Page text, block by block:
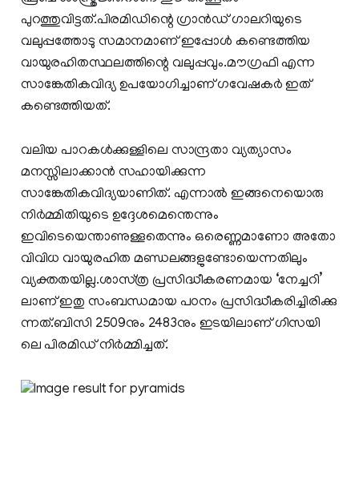
പുറത്തുവിട്ടത്.പിരമിഡിന്റെ ഗ്രാൻഡ് ഗാലറിയുടെ
വലുപ്പത്തോടു സമാനമാണ് ഇപ്പോൾ കണ്ടെത്തിയ
വായുരഹിതസ്ഥലത്തിന്റെ വലുപ്പവും.മൗഗ്രഫി എന്ന
സാങ്കേതികവിദ്യ ഉപയോഗിച്ചാണ് ഗവേഷകർ ഇത്
കണ്ടെത്തിയത്.
വലിയ പാറകൾക്കുള്ളിലെ സാന്ദ്രതാ വ്യത്യാസം
മനസ്സിലാക്കാൻ സഹായിക്കുന്ന
സാങ്കേതികവിദ്യയാണിത്. എന്നാല്‍ ഇങ്ങനെയൊരു
നിർമ്മിതിയുടെ ഉദ്ദേശമെന്തെന്നും
ഇവിടെയെന്താണുള്ളതെന്നും ഒരെണ്ണമാണോ അതോ
വിവിധ വായുരഹിത മണ്ഡലങ്ങളുണ്ടോയെന്നതിലും
വ്യക്തതയില്ല.ശാ​സ്​​ത്ര പ്ര​സി​ദ്ധീ​ക​ര​ണ​മാ​യ ‘നേ​ച്ച​റി’​
ലാ​ണ്​ ഇ​തു സം​ബ​ന്ധ​മാ​യ പ​ഠ​നം പ്ര​സി​ദ്ധീ​ക​രി​ച്ചി​രി​ക്കു​
ന്ന​ത്.ബിസി 2509നും 2483നും ഇടയിലാണ് ഗി​സ​യി​
ലെ പിരമിഡ് നിര്‍മ്മിച്ചത്.